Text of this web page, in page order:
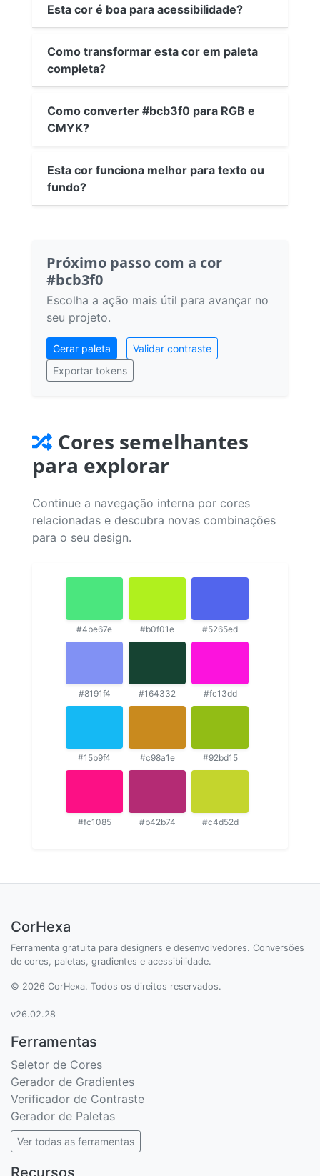
Esta cor é boa para acessibilidade?
Como transformar esta cor em paleta
completa?
Como converter #bcb3f0 para RGB e
CMYK?
Esta cor funciona melhor para texto ou
fundo?
Próximo passo com a cor
#bcb3f0
Escolha a ação mais útil para avançar no
seu projeto.
Gerar paleta
Validar contraste
Exportar tokens
Cores semelhantes
para explorar
Continue a navegação interna por cores
relacionadas e descubra novas combinações
para o seu design.
#4be67e #b0f01e #5265ed
#8191f4 #164332 #fc13dd
#15b9f4 #c98a1e #92bd15
#fc1085 #b42b74 #c4d52d
CorHexa
Ferramenta gratuita para designers e desenvolvedores. Conversões
de cores, paletas, gradientes e acessibilidade.
© 2026 CorHexa. Todos os direitos reservados.
v26.02.28
Ferramentas
Seletor de Cores
Gerador de Gradientes
Verificador de Contraste
Gerador de Paletas
Ver todas as ferramentas
Recursos